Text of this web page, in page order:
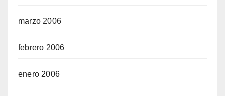
marzo 2006
febrero 2006
enero 2006